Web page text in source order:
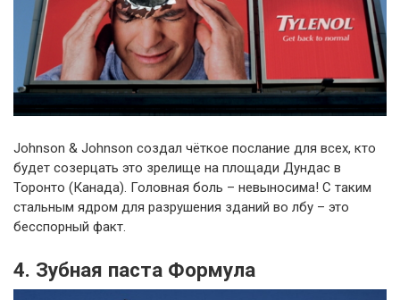
Johnson & Johnson создал чёткое послание для всех, кто
будет созерцать это зрелище на площади Дундас в
Торонто (Канада). Головная боль – невыносима! С таким
стальным ядром для разрушения зданий во лбу – это
бесспорный факт.
4. Зубная паста Формула